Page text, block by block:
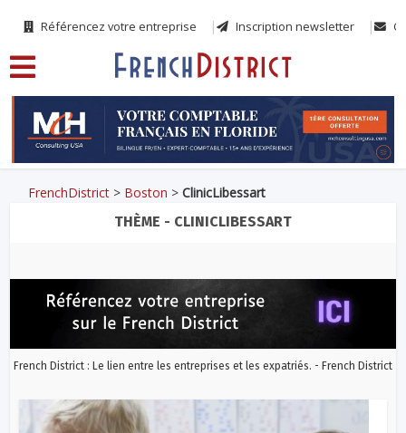
Référencez votre entreprise Inscription newsletter
FrenchDistrict > Boston >ClinicLibessart
THÈME - CLINICLIBESSART
French District : Le lien entre les entreprises et les expatriés. - French District